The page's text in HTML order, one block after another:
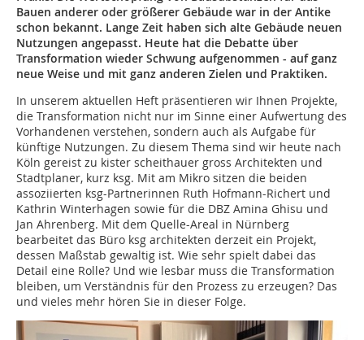
Bauen anderer oder größerer Gebäude war in der Antike
schon bekannt. Lange Zeit haben sich alte Gebäude neuen
Nutzungen angepasst. Heute hat die Debatte über
Transformation wieder Schwung aufgenommen - auf ganz
neue Weise und mit ganz anderen Zielen und Praktiken.
In unserem aktuellen Heft präsentieren wir Ihnen Projekte,
die Transformation nicht nur im Sinne einer Aufwertung des
Vorhandenen verstehen, sondern auch als Aufgabe für
künftige Nutzungen. Zu diesem Thema sind wir heute nach
Köln gereist zu kister scheithauer gross Architekten und
Stadtplaner, kurz ksg. Mit am Mikro sitzen die beiden
assoziierten ksg-Partnerinnen Ruth Hofmann-Richert und
Kathrin Winterhagen sowie für die DBZ Amina Ghisu und
Jan Ahrenberg. Mit dem Quelle-Areal in Nürnberg
bearbeitet das Büro ksg architekten derzeit ein Projekt,
dessen Maßstab gewaltig ist. Wie sehr spielt dabei das
Detail eine Rolle? Und wie lesbar muss die Transformation
bleiben, um Verständnis für den Prozess zu erzeugen? Das
und vieles mehr hören Sie in dieser Folge.